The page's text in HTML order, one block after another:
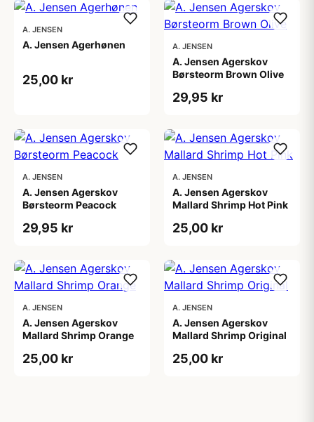
A. JENSEN
A. Jensen Agerhønen
25,00 kr
A. JENSEN
A. Jensen Agerskov
Børsteorm Brown Olive
29,95 kr
A. JENSEN
A. Jensen Agerskov
Børsteorm Peacock
29,95 kr
A. JENSEN
A. Jensen Agerskov
Mallard Shrimp Hot Pink
25,00 kr
A. JENSEN
A. Jensen Agerskov
Mallard Shrimp Orange
25,00 kr
A. JENSEN
A. Jensen Agerskov
Mallard Shrimp Original
25,00 kr